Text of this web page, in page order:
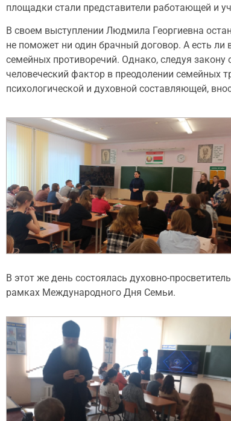
площадки стали представители работающей и
В своем выступлении Людмила Георгиевна
не поможет ни один брачный договор. А есть
семейных противоречий. Однако, следуя
человеческий фактор в преодолении семейных
психологической и духовной составляющей,
В этот же день состоялась духовно-
рамках Международного Дня Семьи.